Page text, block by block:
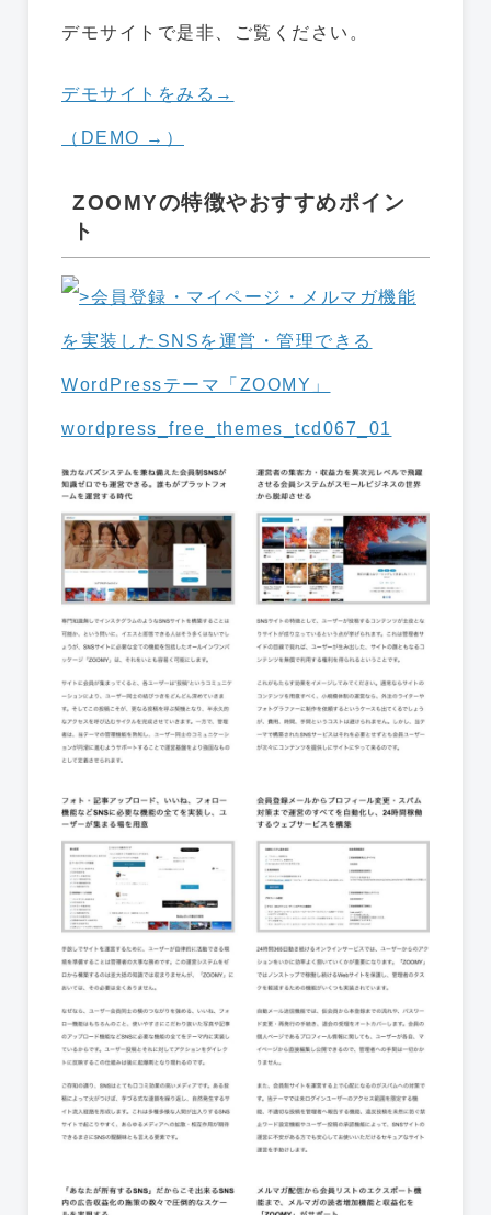
デモサイトで是非、ご覧ください。
デモサイトをみる→
（DEMO →）
ZOOMYの特徴やおすすめポイン
ト